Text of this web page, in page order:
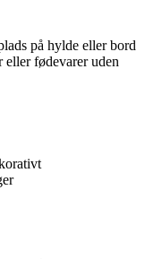
på hylde eller bord
fødevarer uden